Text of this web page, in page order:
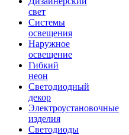
свет
Системы
освещения
Наружное
освещение
Гибкий
неон
Светодиодный
декор
Электроустановочные
изделия
Светодиоды